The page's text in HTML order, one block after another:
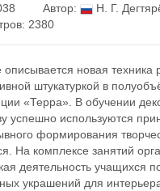
Автор:
Н. Г.
2380
описывается новая техника
штукатуркой в
«Терра». В обучении
успешно используются
формирования
На комплексе занятий
деятельность учащихся
украшений для